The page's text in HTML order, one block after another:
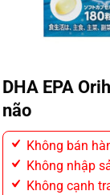
DHA EPA
não
Không bán
Không nhập
Không cạnh